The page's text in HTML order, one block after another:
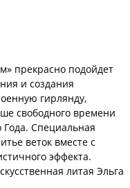
прекрасно подойдет
и создания
гирлянду,
свободного времени
Года. Специальная
веток вместе с
эффекта.
литая Эльга